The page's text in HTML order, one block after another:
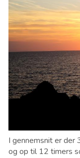
I gennemsnit er der
og op til 12 timers